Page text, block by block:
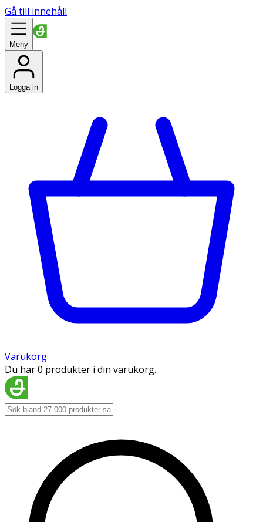
Gå till innehåll
Meny
Logga in
Varukorg
Du har 0 produkter i din varukorg.